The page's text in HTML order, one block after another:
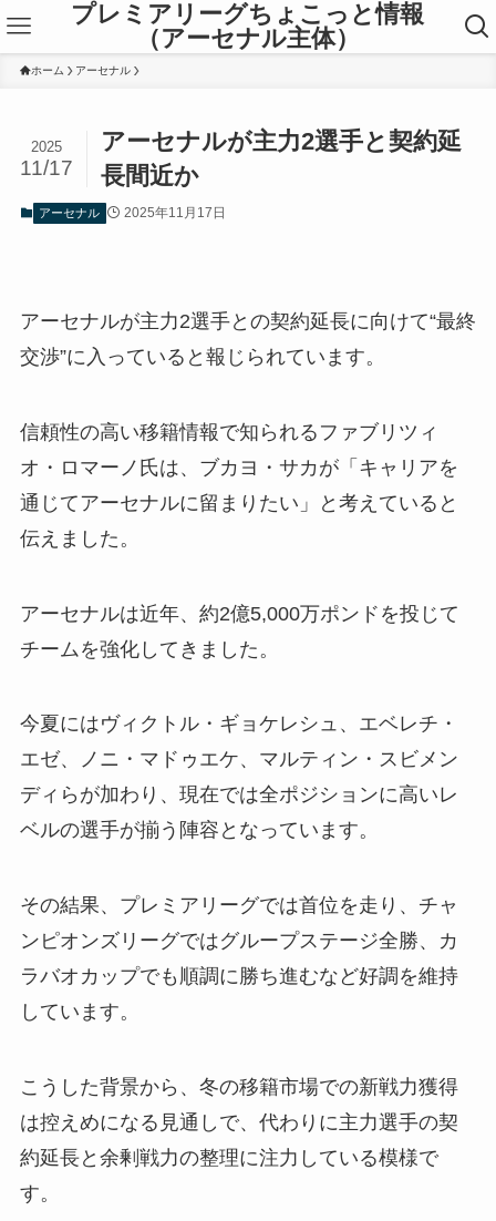
プレミアリーグちょこっと情報
（アーセナル主体）
ホーム アーセナル
アーセナルが主力2選手と契約延
長間近か
2025
11/17
アーセナル 2025年11月17日
アーセナルが主力2選手との契約延長に向けて“最終
交渉”に入っていると報じられています。
信頼性の高い移籍情報で知られるファブリツィ
オ・ロマーノ氏は、ブカヨ・サカが「キャリアを
通じてアーセナルに留まりたい」と考えていると
伝えました。
アーセナルは近年、約2億5,000万ポンドを投じて
チームを強化してきました。
今夏にはヴィクトル・ギョケレシュ、エベレチ・
エゼ、ノニ・マドゥエケ、マルティン・スビメン
ディらが加わり、現在では全ポジションに高いレ
ベルの選手が揃う陣容となっています。
その結果、プレミアリーグでは首位を走り、チャ
ンピオンズリーグではグループステージ全勝、カ
ラバオカップでも順調に勝ち進むなど好調を維持
しています。
こうした背景から、冬の移籍市場での新戦力獲得
は控えめになる見通しで、代わりに主力選手の契
約延長と余剰戦力の整理に注力している模様で
す。